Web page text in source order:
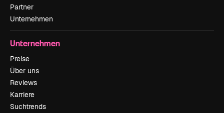
Partner
Unternehmen
Unternehmen
Preise
Über uns
Reviews
Karriere
Suchtrends